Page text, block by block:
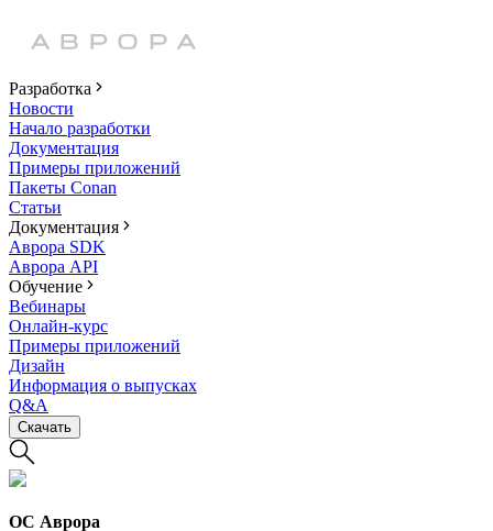
Разработка
Новости
Начало разработки
Документация
Примеры приложений
Пакеты Conan
Статьи
Документация
Аврора SDK
Аврора API
Обучение
Вебинары
Онлайн-курс
Примеры приложений
Дизайн
Информация о выпусках
Q&A
Скачать
ОС Аврора